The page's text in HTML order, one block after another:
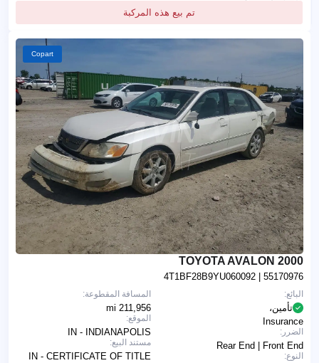
تم بيع هذه المركبة
Copart
2000 TOYOTA AVALON
4T1BF28B9YU060092 | 55170976
المسافة المقطوعة:
211,956 mi
الموقع:
IN - INDIANAPOLIS
مستند البيع:
IN - CERTIFICATE OF TITLE
البائع:
تأمين،
Insurance
الضرر:
Rear End | Front End
النوع: